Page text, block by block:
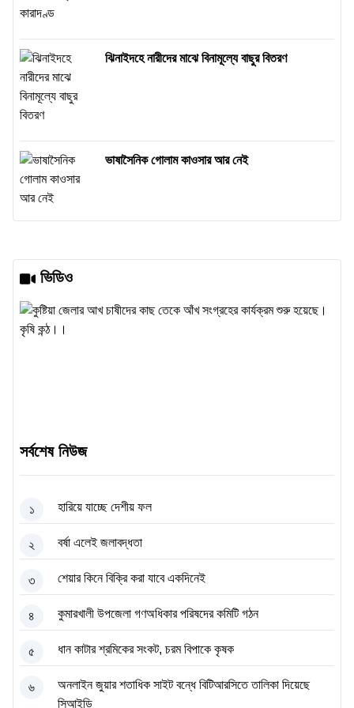
ঝিনাইদহে নারীদের মাঝে বিনামূল্যে বাছুর বিতরণ
ভাষাসৈনিক গোলাম কাওসার আর নেই
ভিডিও
সর্বশেষ নিউজ
১ হারিয়ে যাচ্ছে দেশীয় ফল
২ বর্ষা এলেই জলাবদ্ধতা
৩ শেয়ার কিনে বিক্রি করা যাবে একদিনেই
৪ কুমারখালী উপজেলা গণঅধিকার পরিষদের কমিটি গঠন
৫ ধান কাটার শ্রমিকের সংকট, চরম বিপাকে কৃষক
৬
অনলাইন জুয়ার শতাধিক সাইট বন্ধে বিটিআরসিতে তালিকা দিয়েছে
সিআইডি